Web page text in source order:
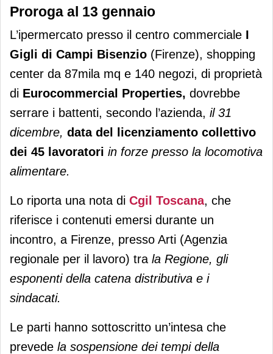
Proroga al 13 gennaio
L’ipermercato presso il centro commerciale I
Gigli di Campi Bisenzio (Firenze), shopping
center da 87mila mq e 140 negozi, di proprietà
di Eurocommercial Properties, dovrebbe
serrare i battenti, secondo l’azienda, il 31
dicembre, data del licenziamento collettivo
dei 45 lavoratori in forze presso la locomotiva
alimentare.
Lo riporta una nota di Cgil Toscana, che
riferisce i contenuti emersi durante un
incontro, a Firenze, presso Arti (Agenzia
regionale per il lavoro) tra la Regione, gli
esponenti della catena distributiva e i
sindacati.
Le parti hanno sottoscritto un’intesa che
prevede la sospensione dei tempi della